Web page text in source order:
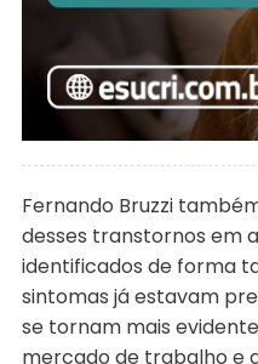
Fernando Bruzzi
desses transtornos em
identificados de forma
sintomas já estavam
se tornam mais
mercado de trabalho e